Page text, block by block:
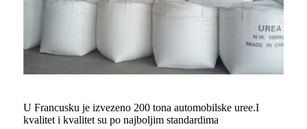
U Francusku je izvezeno 200 tona automobilske uree.I
kvalitet i kvalitet su po najboljim standardima